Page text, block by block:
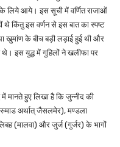
लिये आये। इस सूची में वर्णित राजाओं
किंतु इस वर्णन से इस बात का स्पष्ट
खुमांण के बीच बड़ी लड़ाई हुई थी और
इस युद्ध में गुहिलों ने खलीफा पर
में मानते हुए लिखा है कि जुन्नीद की
अर्थात् जैसलमेर), मण्डला
(मालवा) और जुर्ज (गुर्जर) के भागों